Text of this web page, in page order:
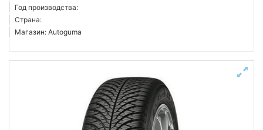
Год производства:
Страна:
Магазин: Autoguma